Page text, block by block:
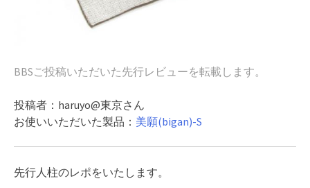
BBSご投稿いただいた先行レビューを転載します。
投稿者：haruyo@東京さん
お使いいただいた製品： 美願(bigan)-S
先行人柱のレポをいたします。